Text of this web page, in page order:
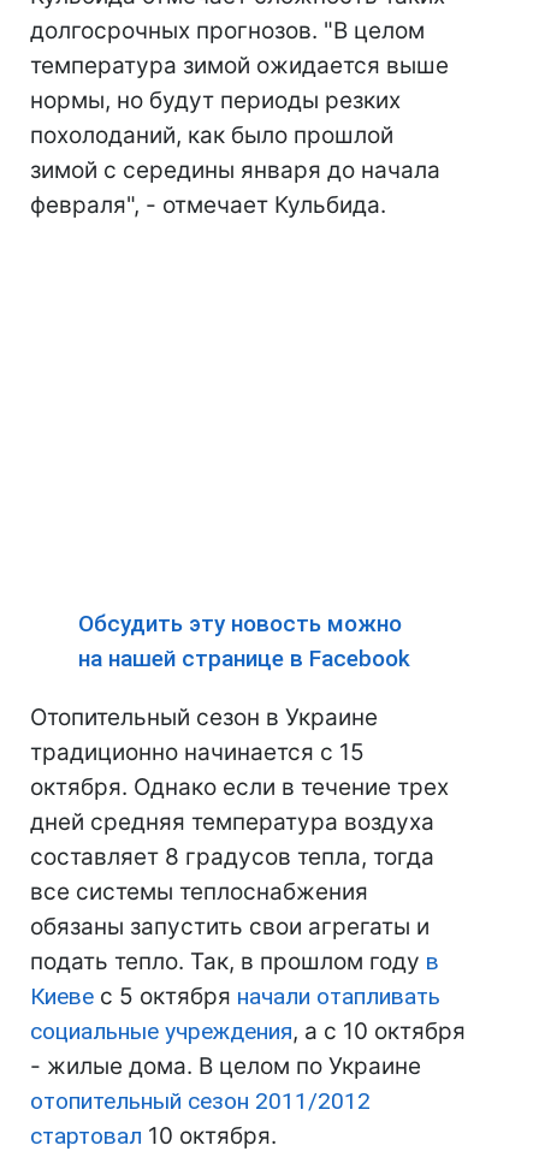
долгосрочных прогнозов. "В целом
температура зимой ожидается выше
нормы, но будут периоды резких
похолоданий, как было прошлой
зимой с середины января до начала
февраля", - отмечает Кульбида.
Обсудить эту новость можно
на нашей странице в Facebook
Отопительный сезон в Украине
традиционно начинается с 15
октября. Однако если в течение трех
дней средняя температура воздуха
составляет 8 градусов тепла, тогда
все системы теплоснабжения
обязаны запустить свои агрегаты и
подать тепло. Так, в прошлом году в
Киеве с 5 октября начали отапливать
социальные учреждения, а с 10 октября
- жилые дома. В целом по Украине
отопительный сезон 2011/2012
стартовал 10 октября.